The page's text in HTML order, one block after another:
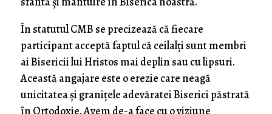
În statutul CMB se precizează că fiecare
participant acceptă faptul că ceilalți sunt membri
ai Bisericii lui Hristos mai deplin sau cu lipsuri.
Această angajare este o erezie care neagă
unicitatea și granițele adevăratei Biserici păstrată
în Ortodoxie. Avem de-a face cu o viziune